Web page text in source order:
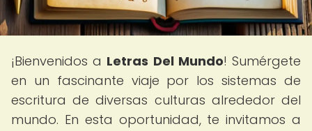
¡Bienvenidos a Letras Del Mundo! Sumérgete
en un fascinante viaje por los sistemas de
escritura de diversas culturas alrededor del
mundo. En esta oportunidad, te invitamos a